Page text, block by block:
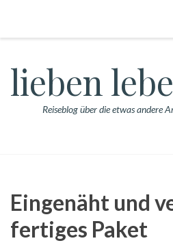
lieben
Reiseblog über die etwas andere
Eingenäht und
fertiges Paket